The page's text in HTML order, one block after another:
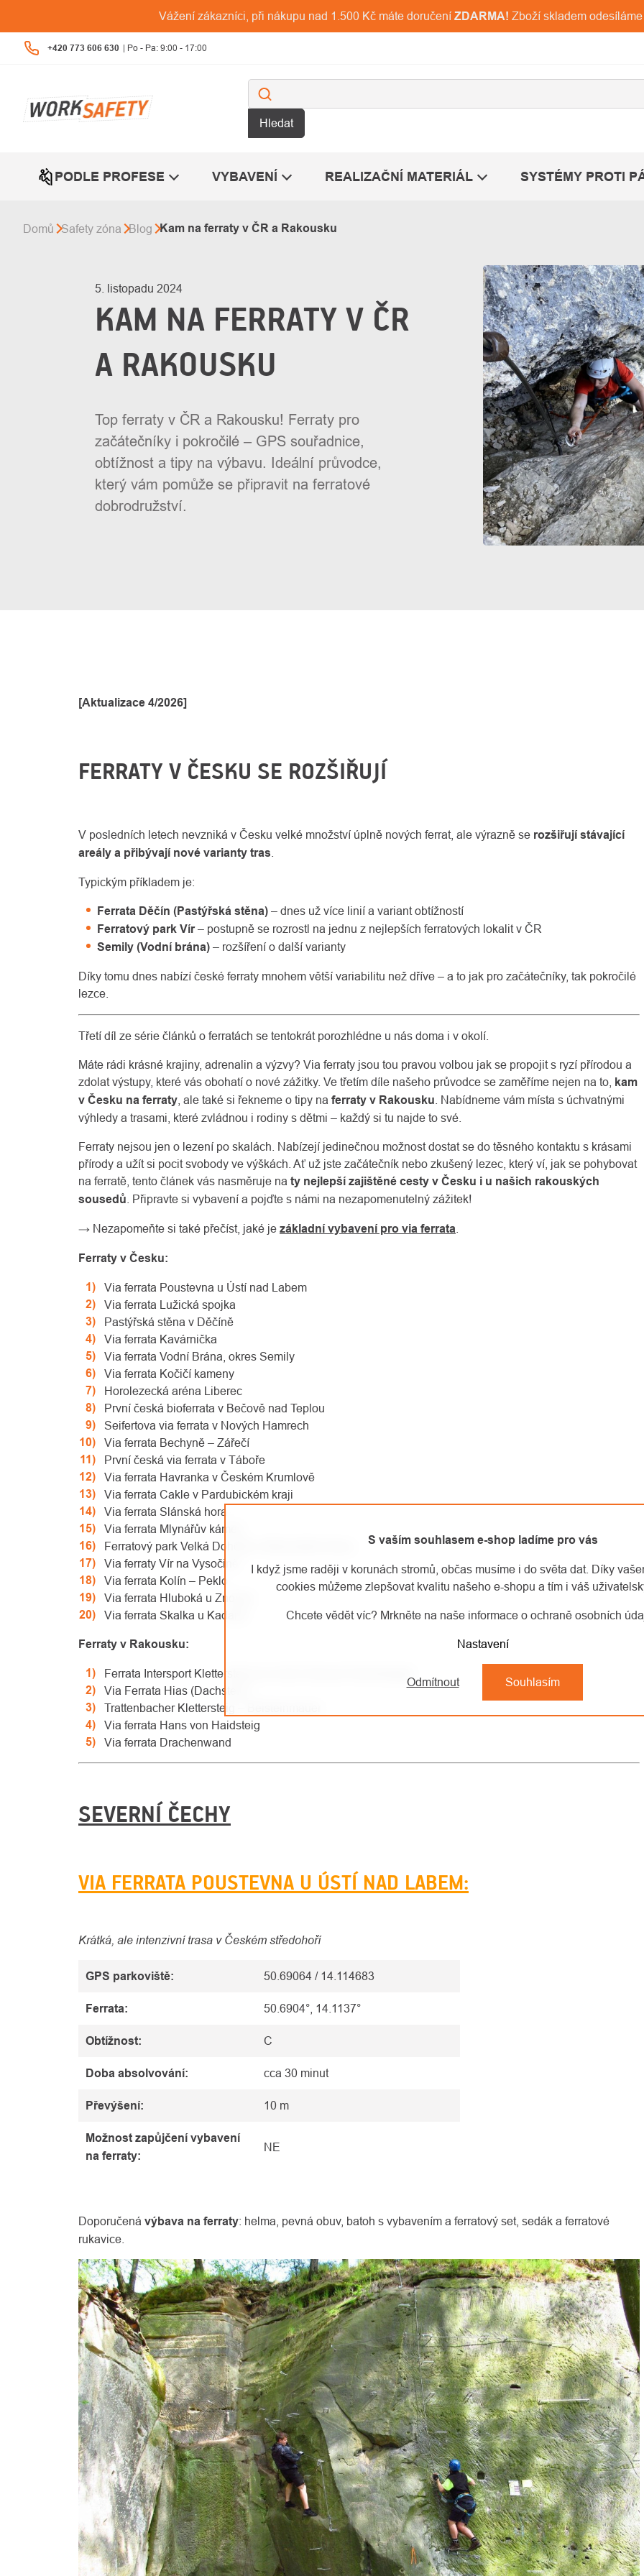
S vaším souhlasem e-shop ladíme pro vás
I když jsme raději v korunách stromů, občas musíme i do světa dat. Díky
cookies můžeme zlepšovat kvalitu našeho e-shopu a tím i váš
Chcete vědět víc? Mrkněte na naše informace o ochraně osobních
Nastavení
Odmítnout Souhlasím
obsah
Vážení zákazníci, při nákupu nad 1.500 Kč máte doručení ZDARMA! Zboží skladem
+420 773 606 630
Hledat
PODLE PROFESE VYBAVENÍ REALIZAČNÍ MATERIÁL SYSTÉMY PROTI
Domů Safety zóna Blog Kam na ferraty v ČR a Rakousku
5. listopadu 2024
KAM NA FERRATY V ČR
A RAKOUSKU
Top ferraty v ČR a Rakousku! Ferraty pro
začátečníky i pokročilé – GPS souřadnice,
obtížnost a tipy na výbavu. Ideální průvodce,
který vám pomůže se připravit na ferratové
dobrodružství.
[Aktualizace 4/2026]
FERRATY V ČESKU SE ROZŠIŘUJÍ
V posledních letech nevzniká v Česku velké množství úplně nových ferrat, ale výrazně se rozšiřují stávající
areály a přibývají nové varianty tras
Typickým příkladem je:
Ferrata Děčín (Pastýřská stěna) – dnes už více linií a variant obtížností
Ferratový park Vír– postupně se rozrostl na jednu z nejlepších ferratových lokalit v ČR
Semily (Vodní brána) – rozšíření o další varianty
Díky tomu dnes nabízí české ferraty mnohem větší variabilitu než dříve – a to jak pro začátečníky, tak pokročilé
lezce.
Třetí díl ze série článků o ferratách se tentokrát porozhlédne u nás doma i v okolí.
Máte rádi krásné krajiny, adrenalin a výzvy? Via ferraty jsou tou pravou volbou jak se propojit s ryzí přírodou a
zdolat výstupy, které vás obohatí o nové zážitky. Ve třetím díle našeho průvodce se zaměříme nejen na to, kam
v Česku na ferraty , ale také si řekneme o tipy na ferraty v Rakousku . Nabídneme vám místa s úchvatnými
výhledy a trasami, které zvládnou i rodiny s dětmi – každý si tu najde to své.
Ferraty nejsou jen o lezení po skalách. Nabízejí jedinečnou možnost dostat se do těsného kontaktu s krásami
přírody a užít si pocit svobody ve výškách. Ať už jste začátečník nebo zkušený lezec, který ví, jak se pohybovat
na ferratě, tento článek vás nasměruje na ty nejlepší zajištěné cesty v Česku i u našich rakouských
sousedů . Připravte si vybavení a pojďte s námi na nezapomenutelný zážitek!
→ Nezapomeňte si také přečíst, jaké je základní vybavení pro via ferrata
Ferraty v Česku:
Via ferrata Poustevna u Ústí nad Labem
Via ferrata Lužická spojka
Pastýřská stěna v Děčíně
Via ferrata Kavárnička
Via ferrata Vodní Brána, okres Semily
Via ferrata Kočičí kameny
Horolezecká aréna Liberec
První česká bioferrata v Bečově nad Teplou
Seifertova via ferrata v Nových Hamrech
Via ferrata Bechyně – Zářečí
První česká via ferrata v Táboře
Via ferrata Havranka v Českém Krumlově
Via ferrata Cakle v Pardubickém kraji
Via ferrata Slánská hora
Via ferrata Mlynářův kámen
Ferratový park Velká Dohoda v Moravském krasu
Via ferraty Vír na Vysočině
Via ferrata Kolín – Peklo
Via ferrata Hluboká u Znojma
Via ferrata Skalka u Kadaně
Ferraty v Rakousku:
Ferrata Intersport Klettersteig na vrchol Grosser Donnerkogel
Via Ferrata Hias (Dachstein)
Trattenbacher Klettersteig – Beisteinmauer
Via ferrata Hans von Haidsteig
Via ferrata Drachenwand
SEVERNÍ ČECHY
VIA FERRATA POUSTEVNA U ÚSTÍ NAD LABEM:
Krátká, ale intenzivní trasa v Českém středohoří
GPS parkoviště: 50.69064 / 14.114683
Ferrata: 50.6904°, 14.1137°
Obtížnost: C
Doba absolvování: cca 30 minut
Převýšení: 10 m
Možnost zapůjčení vybavení
na ferraty:
NE
Doporučená výbava na ferraty: helma, pevná obuv, batoh s vybavením a ferratový set, sedák a ferratové
rukavice.